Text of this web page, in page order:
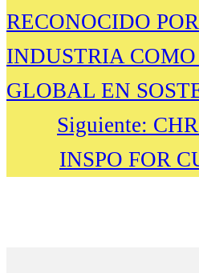
RECONOCIDO
INDUSTRIA
GLOBAL EN
Siguiente:
INSPO FOR